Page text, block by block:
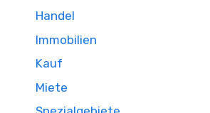
Handel
Immobilien
Kauf
Miete